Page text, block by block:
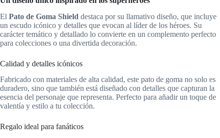
El Pato de Goma Shield destaca por su llamativo diseño, que incluye
un escudo icónico y detalles que evocan al líder de los héroes. Su
carácter temático y detallado lo convierte en un complemento perfecto
para colecciones o una divertida decoración.
Calidad y detalles icónicos
Fabricado con materiales de alta calidad, este pato de goma no solo es
duradero, sino que también está diseñado con detalles que capturan la
esencia del personaje que representa. Perfecto para añadir un toque de
valentía y estilo a tu colección.
Regalo ideal para fanáticos